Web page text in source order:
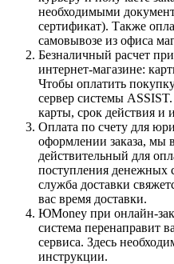
необходимыми
сертификат). Также
самовывозе из офиса
Безналичный расчет
интернет-магазине:
Чтобы оплатить
сервер системы
карты, срок действия и
Оплата по счету для
оформлении заказа, мы
действительный для
поступления денежных
служба доставки
вас время доставки.
ЮMoney при онлайн-
система перенаправит
сервиса. Здесь
инструкции.